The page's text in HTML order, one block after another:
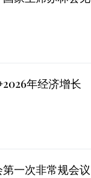
年经济增长
一次非常规会议